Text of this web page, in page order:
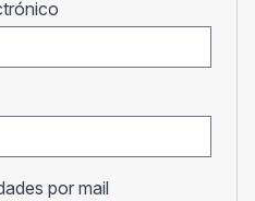
por mail